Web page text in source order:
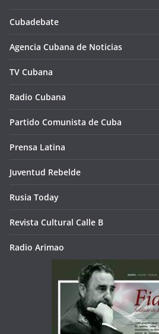
Cubadebate
Agencia Cubana de Noticias
TV Cubana
Radio Cubana
Partido Comunista de Cuba
Prensa Latina
Juventud Rebelde
Rusia Today
Revista Cultural Calle B
Radio Arimao